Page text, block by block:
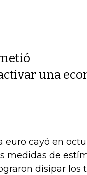
una
euro cayó en
medidas de
disipar los